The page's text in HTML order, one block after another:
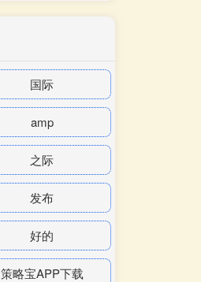
国际
amp
之际
发布
好的
策略宝APP下载